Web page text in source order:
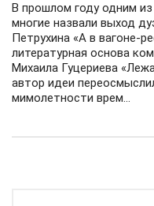
В прошлом году одним
многие назвали выход
Петрухина «А в вагоне-
литературная основа
Михаила Гуцериева
автор идеи
мимолетности врем...